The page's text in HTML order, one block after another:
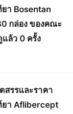
า Bosentan
กล่อง ของคณะ
ล้ว 0 ครั้ง
สรรและราคา
ยา Aflibercept